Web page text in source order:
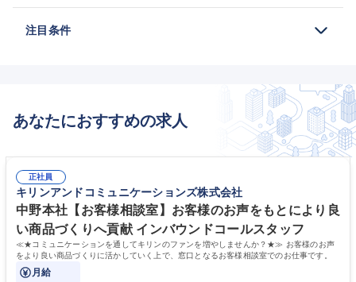
注目条件
あなたにおすすめの求人
正社員
キリンアンドコミュニケーションズ株式会社
中野本社【お客様相談室】お客様のお声をもとにより良
い商品づくりへ貢献 インバウンドコールスタッフ
≪★コミュニケーションを通してキリンのファンを増やしませんか？★≫ お客様のお声
をより良い商品づくりに活かしていく上で、窓口となるお客様相談室でのお仕事です。
月給